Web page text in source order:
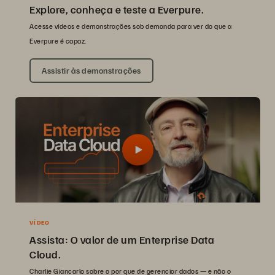
Explore, conheça e teste a Everpure.
Acesse vídeos e demonstrações sob demanda para ver do que a
Everpure é capaz.
Assistir às demonstrações
VÍDEO
Assista: O valor de um Enterprise Data
Cloud.
Charlie Giancarlo sobre o por que de gerenciar dados — e não o